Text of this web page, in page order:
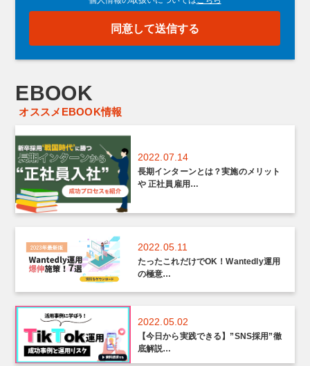
EBOOK
オススメEBOOK情報
2022.07.14
長期インターンとは？実施のメリット
や 正社員雇用…
2022.05.11
たったこれだけでOK！Wantedly運用
の極意…
2022.05.02
【今日から実践できる】”SNS採用”徹
底解説…